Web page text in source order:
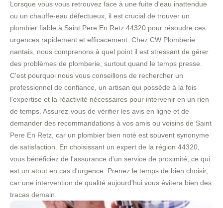
Lorsque vous vous retrouvez face à une fuite d'eau inattendue
ou un chauffe-eau défectueux, il est crucial de trouver un
plombier fiable à Saint Pere En Retz 44320 pour résoudre ces
urgences rapidement et efficacement. Chez CW Plomberie
nantais, nous comprenons à quel point il est stressant de gérer
des problèmes de plomberie, surtout quand le temps presse.
C'est pourquoi nous vous conseillons de rechercher un
professionnel de confiance, un artisan qui possède à la fois
l'expertise et la réactivité nécessaires pour intervenir en un rien
de temps. Assurez-vous de vérifier les avis en ligne et de
demander des recommandations à vos amis ou voisins de Saint
Pere En Retz, car un plombier bien noté est souvent synonyme
de satisfaction. En choisissant un expert de la région 44320,
vous bénéficiez de l'assurance d'un service de proximité, ce qui
est un atout en cas d'urgence. Prenez le temps de bien choisir,
car une intervention de qualité aujourd'hui vous évitera bien des
tracas demain.